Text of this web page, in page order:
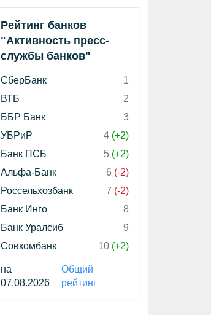
Рейтинг банков
"Активность пресс-
службы банков"
СберБанк
1
ВТБ
2
ББР Банк
3
УБРиР
4 (+2)
Банк ПСБ
5 (+2)
Альфа-Банк
6 (-2)
Россельхозбанк
7 (-2)
Банк Инго
8
Банк Уралсиб
9
Совкомбанк
10 (+2)
на
07.08.2026
Общий
рейтинг